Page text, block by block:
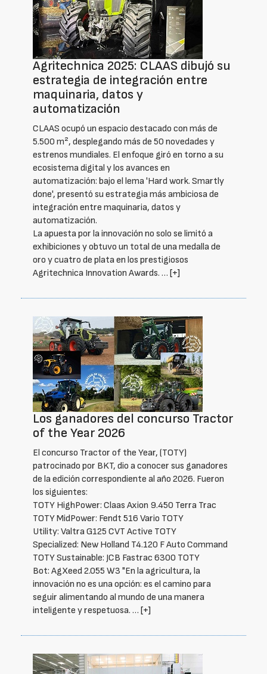
Agritechnica 2025: CLAAS dibujó su
estrategia de integración entre
maquinaria, datos y
automatización
CLAAS ocupó un espacio destacado con más de
5.500 m², desplegando más de 50 novedades y
estrenos mundiales. El enfoque giró en torno a su
ecosistema digital y los avances en
automatización: bajo el lema 'Hard work. Smartly
done', presentó su estrategia más ambiciosa de
integración entre maquinaria, datos y
automatización.
La apuesta por la innovación no solo se limitó a
exhibiciones y obtuvo un total de una medalla de
oro y cuatro de plata en los prestigiosos
Agritechnica Innovation Awards. … [+]
Los ganadores del concurso Tractor
of the Year 2026
El concurso Tractor of the Year, (TOTY)
patrocinado por BKT, dio a conocer sus ganadores
de la edición correspondiente al año 2026. Fueron
los siguientes:
TOTY HighPower: Claas Axion 9.450 Terra Trac
TOTY MidPower: Fendt 516 Vario TOTY
Utility: Valtra G125 CVT Active TOTY
Specialized: New Holland T4.120 F Auto Command
TOTY Sustainable: JCB Fastrac 6300 TOTY
Bot: AgXeed 2.055 W3 "En la agricultura, la
innovación no es una opción: es el camino para
seguir alimentando al mundo de una manera
inteligente y respetuosa. … [+]